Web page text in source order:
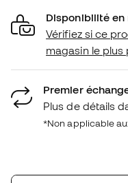
Disponibilité en
Vérifiez si ce
magasin le plus
Premier
Plus de détails
*Non applicable